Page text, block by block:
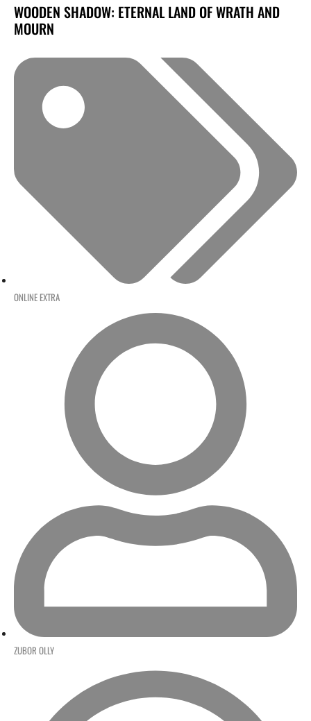
WOODEN SHADOW: ETERNAL LAND OF WRATH AND
MOURN
ONLINE EXTRA
ZUBOR OLLY